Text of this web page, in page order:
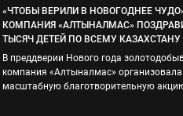
«ЧТОБЫ ВЕРИЛИ В НОВОГОДНЕЕ
КОМПАНИЯ «АЛТЫНАЛМАС»
ТЫСЯЧ ДЕТЕЙ ПО ВСЕМУ КАЗАХСТАНУ
В преддверии Нового года
компания «Алтыналмас» организовала
масштабную благотворительную